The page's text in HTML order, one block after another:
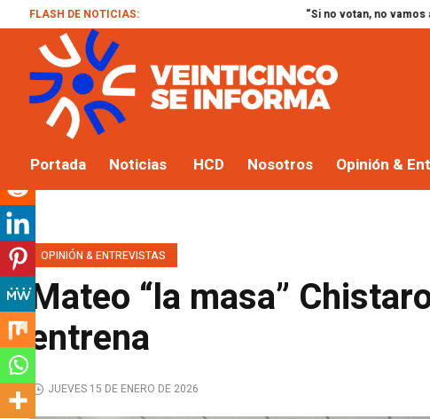
FLASH DE NOTICIAS: “Si no votan, no vamos a poder terminar la
Portada Noticias HCD Nosotros Opinión &
OPINIÓN & ENTREVISTAS
Mateo “la masa”
entrena
JUEVES 15 DE ENERO DE 2026